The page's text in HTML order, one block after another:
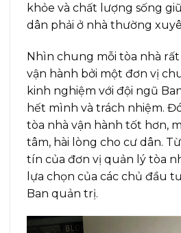
khỏe và chất lượng sống
dân phải ở nhà thường
Nhìn chung mỗi tòa nhà
vận hành bởi một đơn vị
kinh nghiệm với đội ngũ
hết mình và trách nhiệm.
tòa nhà vận hành tốt hơn,
tâm, hài lòng cho cư dân.
tín của đơn vị quản lý tòa
lựa chọn của các chủ đầu
Ban quản trị.